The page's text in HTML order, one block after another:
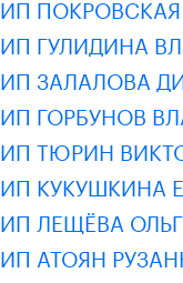
ИП
ИП ГУЛИДИНА
ИП ЗАЛАЛОВА
ИП ГОРБУНОВ
ИП ТЮРИН
ИП КУКУШКИНА
ИП ЛЕЩЁВА
ИП АТОЯН